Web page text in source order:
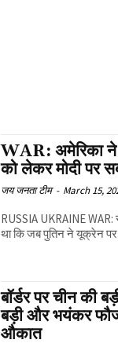
WAR: अमेरिका ने
को लेकर मोदी पर
जय जनता टीम - March 15,
RUSSIA UKRAINE
था कि जब पुतिन ने यूक्रेन
बॉर्डर पर चीन की
बड़ी और भयंकर
औकात